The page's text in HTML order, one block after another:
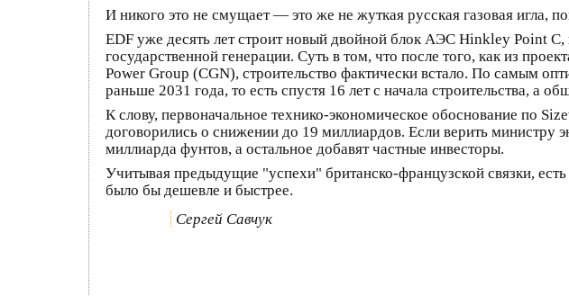
И никого это не смущает — это же не жуткая русская газовая игла,
EDF уже десять лет строит новый двойной блок АЭС Hinkley Point
государственной генерации. Суть в том, что после того, как из
Power Group (CGN), строительство фактически встало. По самым
раньше 2031 года, то есть спустя 16 лет с начала строительства, а
К слову, первоначальное технико-экономическое обоснование по
договорились о снижении до 19 миллиардов. Если верить министру
миллиарда фунтов, а остальное добавят частные инвесторы.
Учитывая предыдущие "успехи" британско-французской связки,
было бы дешевле и быстрее.
Сергей Савчук